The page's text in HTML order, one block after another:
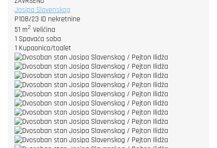
Josipa Slavenskog
P108/23 ID nekretnine
51 m2 Veličina
1 Spavaća soba
1 Kupaonica/toalet